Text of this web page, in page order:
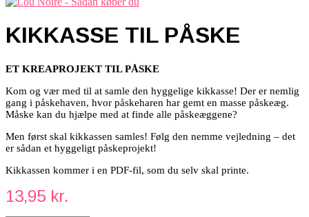
KIKKASSE TIL PÅSKE
ET KREAPROJEKT TIL PÅSKE
Kom og vær med til at samle den hyggelige kikkasse! Der er nemlig
gang i påskehaven, hvor påskeharen har gemt en masse påskeæg.
Måske kan du hjælpe med at finde alle påskeæggene?
Men først skal kikkassen samles! Følg den nemme vejledning – det
er sådan et hyggeligt påskeprojekt!
Kikkassen kommer i en PDF-fil, som du selv skal printe.
13,95 kr.